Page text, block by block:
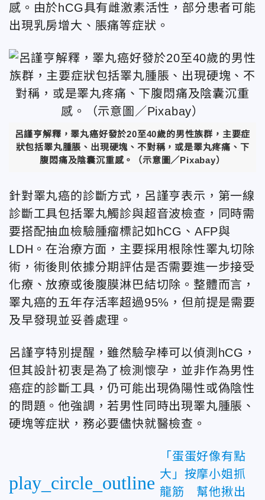
感。由於hCG具有雌激素活性，部分患者可能
出現乳房增大、脹痛等症狀。
呂謹亨解釋，睪丸癌好發於20至40歲的男性族群，主要症
狀包括睪丸腫脹、出現硬塊、不對稱，或是睪丸疼痛、下
腹悶痛及陰囊沉重感。（示意圖／Pixabay）
針對睪丸癌的診斷方式，呂謹亨表示，第一線
診斷工具包括睪丸觸診與超音波檢查，同時需
要搭配抽血檢驗腫瘤標記如hCG、AFP與
LDH。在治療方面，主要採用根除性睪丸切除
術，術後則依據分期評估是否需要進一步接受
化療、放療或後腹膜淋巴結切除。整體而言，
睪丸癌的五年存活率超過95%，但前提是需要
及早發現並妥善處理。
呂謹亨特別提醒，雖然驗孕棒可以偵測hCG，
但其設計初衷是為了檢測懷孕，並非作為男性
癌症的診斷工具，仍可能出現偽陽性或偽陰性
的問題。他強調，若男性同時出現睪丸腫脹、
硬塊等症狀，務必要儘快就醫檢查。
play_circle_outline
「蛋蛋好像有點
大」按摩小姐抓
龍筋 幫他揪出